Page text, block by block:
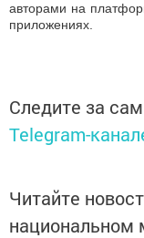
авторами на
приложениях.
Следите за
Telegram-
Читайте
национальном